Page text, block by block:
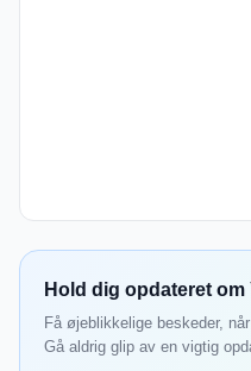
Hold dig opdateret
Få øjeblikkelige beskeder,
Gå aldrig glip av en vigtig